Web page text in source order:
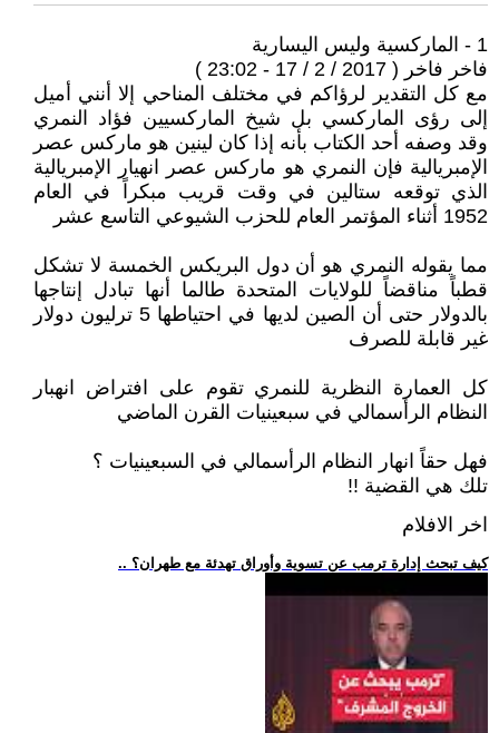
1 - الماركسية وليس اليسارية
فاخر فاخر ( 2017 / 2 / 17 - 23:02 )
مع كل التقدير لرؤاكم في مختلف المناحي إلا أنني أميل
إلى رؤى الماركسي بل شيخ الماركسيين فؤاد النمري
وقد وصفه أحد الكتاب بأنه إذا كان لينين هو ماركس عصر
الإمبريالية فإن النمري هو ماركس عصر انهيار الإمبريالية
الذي توقعه ستالين في وقت قريب مبكراً في العام
1952 أثناء المؤتمر العام للحزب الشيوعي التاسع عشر
مما يقوله النمري هو أن دول البريكس الخمسة لا تشكل
قطباً مناقضاً للولايات المتحدة طالما أنها تبادل إنتاجها
بالدولار حتى أن الصين لديها في احتياطها 5 ترليون دولار
غير قابلة للصرف
كل العمارة النظرية للنمري تقوم على افتراض انهبار
النظام الرأسمالي في سبعينيات القرن الماضي
فهل حقاً انهار النظام الرأسمالي في السبعينيات ؟
تلك هي القضية !!
اخر الافلام
.. كيف تبحث إدارة ترمب عن تسوية وأوراق تهدئة مع طهران؟